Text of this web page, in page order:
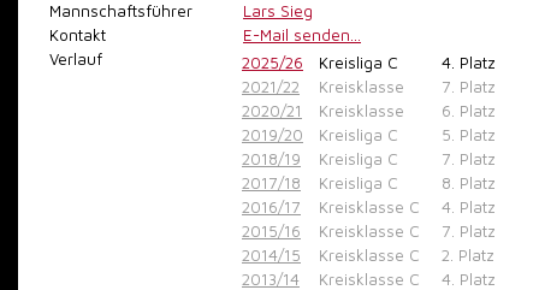
Mannschaftsführer
Lars Sieg
Kontakt
E-Mail senden...
Verlauf
2025/26 Kreisliga C
4. Platz
2021/22
Kreisklasse
7. Platz
2020/21
Kreisklasse
6. Platz
2019/20
Kreisliga C
5. Platz
2018/19
Kreisliga C
7. Platz
2017/18
Kreisliga C
8. Platz
2016/17
Kreisklasse C
4. Platz
2015/16
Kreisklasse C
7. Platz
2014/15
Kreisklasse C
2. Platz
2013/14
Kreisklasse C
4. Platz